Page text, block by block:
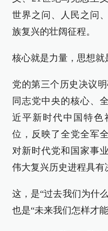
世界之问、人民之问
族复兴的壮阔征程。
核心就是力量，思想就
党的第三个历史决议
同志党中央的核心、
近平新时代中国特色
位，反映了全党全军
对新时代党和国家事
伟大复兴历史进程具有
这，是“过去我们为什
也是“未来我们怎样才